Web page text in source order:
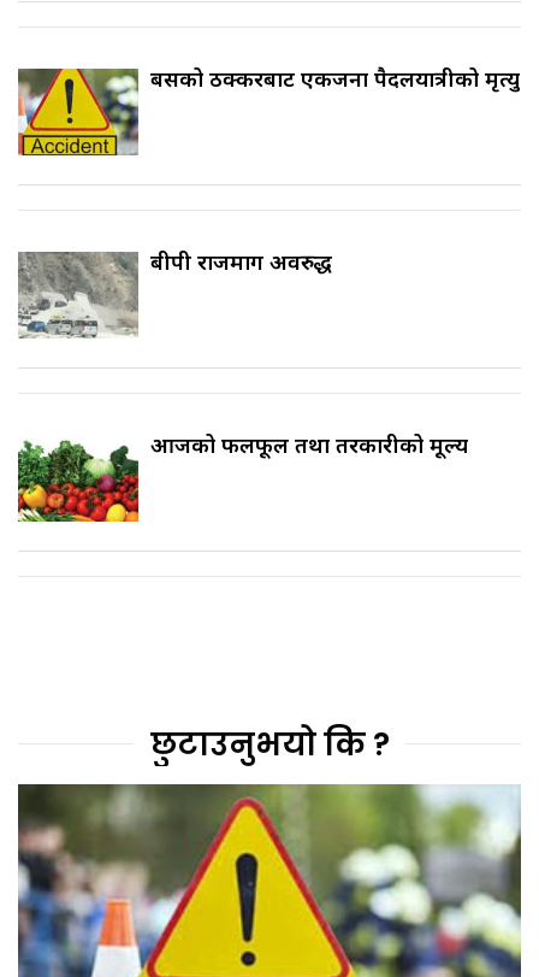
बसको ठक्करबाट एकजना पैदलयात्रीको मृत्यु
बीपी राजमार्ग अवरुद्ध
आजको फलफूल तथा तरकारीको मूल्य
छुटाउनुभयो कि ?